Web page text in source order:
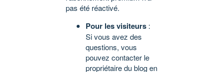
pas été réactivé.
Pour les visiteurs :
Si vous avez des
questions, vous
pouvez contacter le
propriétaire du blog en